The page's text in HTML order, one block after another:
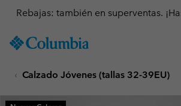
TO
SKIP
MAIN
Rebajas: también en superventas.
Calzado Jóvenes (tallas 32-39EU)